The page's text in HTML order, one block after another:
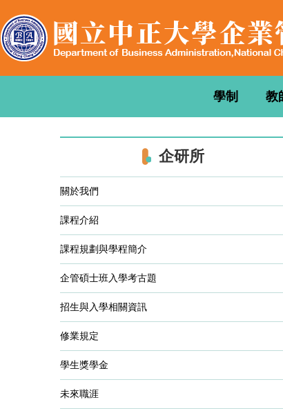
到
主
要
學制 教
企研所
關於我們
課程介紹
課程規劃與學程簡介
企管碩士班入學考古題
招生與入學相關資訊
修業規定
學生獎學金
未來職涯